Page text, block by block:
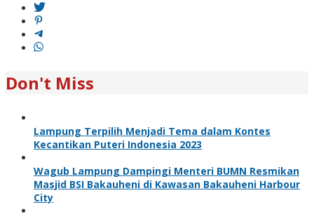
Don't Miss
Lampung Terpilih Menjadi Tema dalam Kontes
Kecantikan Puteri Indonesia 2023
Wagub Lampung Dampingi Menteri BUMN Resmikan
Masjid BSI Bakauheni di Kawasan Bakauheni Harbour
City